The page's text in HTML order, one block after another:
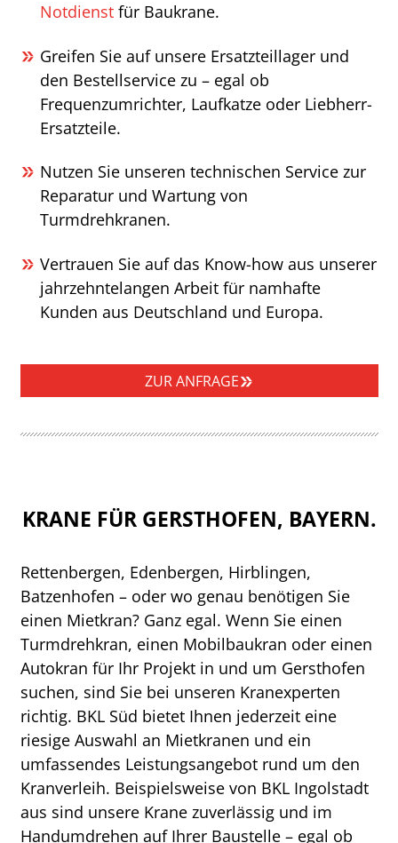
Notdienst für Baukrane.
Greifen Sie auf unsere Ersatzteillager und
den Bestellservice zu – egal ob
Frequenzumrichter, Laufkatze oder Liebherr-
Ersatzteile.
Nutzen Sie unseren technischen Service zur
Reparatur und Wartung von
Turmdrehkranen.
Vertrauen Sie auf das Know-how aus unserer
jahrzehntelangen Arbeit für namhafte
Kunden aus Deutschland und Europa.
ZUR ANFRAGE
KRANE FÜR GERSTHOFEN, BAYERN.
Rettenbergen, Edenbergen, Hirblingen,
Batzenhofen – oder wo genau benötigen Sie
einen Mietkran? Ganz egal. Wenn Sie einen
Turmdrehkran, einen Mobilbaukran oder einen
Autokran für Ihr Projekt in und um Gersthofen
suchen, sind Sie bei unseren Kranexperten
richtig. BKL Süd bietet Ihnen jederzeit eine
riesige Auswahl an Mietkranen und ein
umfassendes Leistungsangebot rund um den
Kranverleih. Beispielsweise von BKL Ingolstadt
aus sind unsere Krane zuverlässig und im
Handumdrehen auf Ihrer Baustelle – egal ob